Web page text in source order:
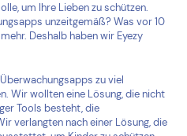
um Ihre Lieben zu schützen.
unzeitgemäß? Was vor 10
Deshalb haben wir Eyezy
zu viel
Wir wollten eine Lösung, die nicht
Tools besteht, die
verlangten nach einer Lösung, die